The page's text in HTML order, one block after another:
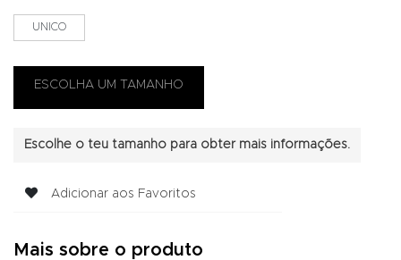
UNICO
Escolhe o teu tamanho para obter mais informações.
Adicionar aos Favoritos
Mais sobre o produto